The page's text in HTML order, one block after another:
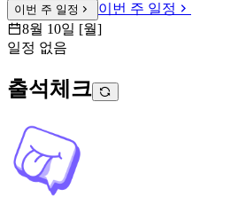
이번 주 일정
이번 주 일정
8월 10일 [월]
일정 없음
출석체크